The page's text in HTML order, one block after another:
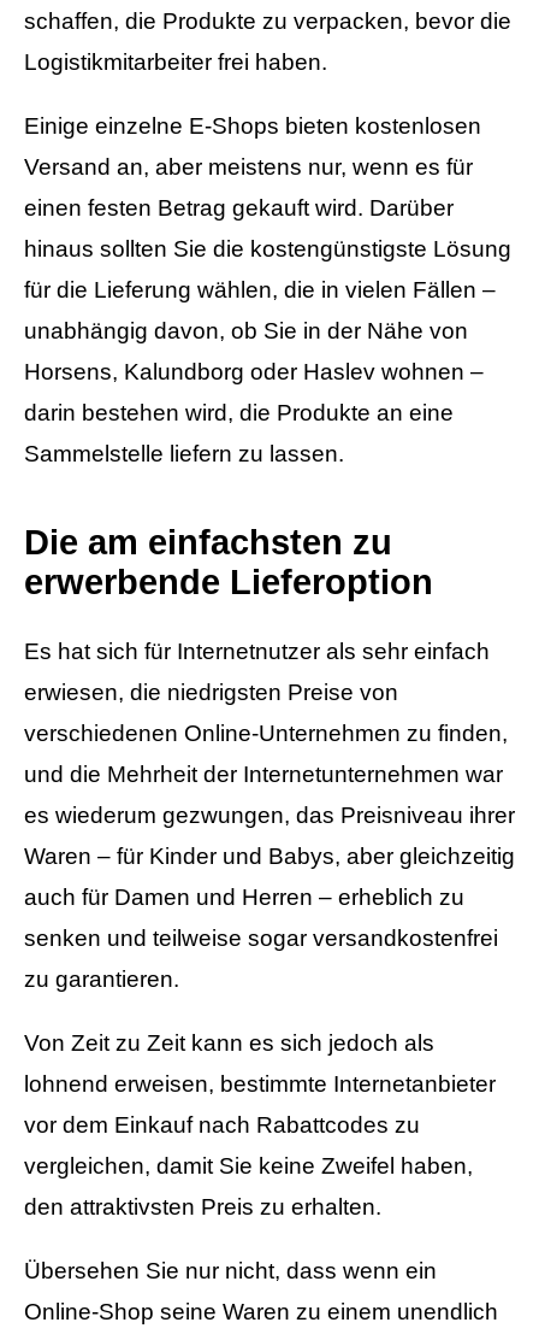
schaffen, die Produkte zu verpacken, bevor die
Logistikmitarbeiter frei haben.
Einige einzelne E-Shops bieten kostenlosen
Versand an, aber meistens nur, wenn es für
einen festen Betrag gekauft wird. Darüber
hinaus sollten Sie die kostengünstigste Lösung
für die Lieferung wählen, die in vielen Fällen –
unabhängig davon, ob Sie in der Nähe von
Horsens, Kalundborg oder Haslev wohnen –
darin bestehen wird, die Produkte an eine
Sammelstelle liefern zu lassen.
Die am einfachsten zu
erwerbende Lieferoption
Es hat sich für Internetnutzer als sehr einfach
erwiesen, die niedrigsten Preise von
verschiedenen Online-Unternehmen zu finden,
und die Mehrheit der Internetunternehmen war
es wiederum gezwungen, das Preisniveau ihrer
Waren – für Kinder und Babys, aber gleichzeitig
auch für Damen und Herren – erheblich zu
senken und teilweise sogar versandkostenfrei
zu garantieren.
Von Zeit zu Zeit kann es sich jedoch als
lohnend erweisen, bestimmte Internetanbieter
vor dem Einkauf nach Rabattcodes zu
vergleichen, damit Sie keine Zweifel haben,
den attraktivsten Preis zu erhalten.
Übersehen Sie nur nicht, dass wenn ein
Online-Shop seine Waren zu einem unendlich